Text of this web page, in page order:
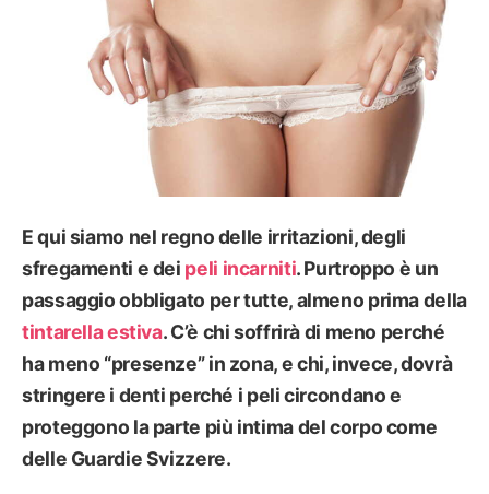
E qui siamo nel regno delle irritazioni, degli
sfregamenti e dei peli incarniti. Purtroppo è un
passaggio obbligato per tutte, almeno prima della
tintarella estiva. C’è chi soffrirà di meno perché
ha meno “presenze” in zona, e chi, invece, dovrà
stringere i denti perché i peli circondano e
proteggono la parte più intima del corpo come
delle Guardie Svizzere.